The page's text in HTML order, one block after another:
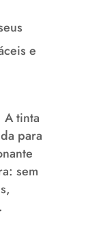
e
A tinta
para
sem